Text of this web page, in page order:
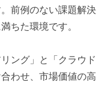
前例のない課題解決
ちた環境です。
ング」と「クラウド
わせ、市場価値の高